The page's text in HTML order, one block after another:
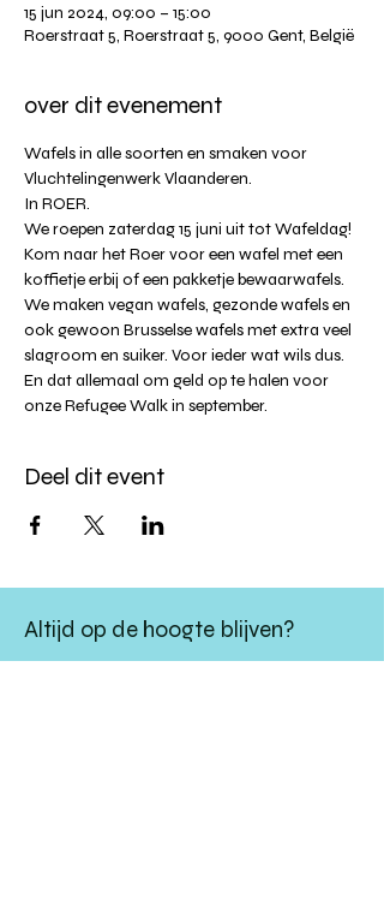
15 jun 2024, 09:00 – 15:00
Roerstraat 5, Roerstraat 5, 9000 Gent, België
over dit evenement
Wafels in alle soorten en smaken voor
Vluchtelingenwerk Vlaanderen.
In ROER.
We roepen zaterdag 15 juni uit tot Wafeldag!
Kom naar het Roer voor een wafel met een
koffietje erbij of een pakketje bewaarwafels.
We maken vegan wafels, gezonde wafels en
ook gewoon Brusselse wafels met extra veel
slagroom en suiker. Voor ieder wat wils dus.
En dat allemaal om geld op te halen voor
onze Refugee Walk in september.
Deel dit event
Altijd op de hoogte blijven?